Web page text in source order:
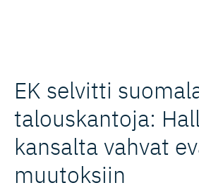
EK selvitti
talouskantoja:
kansalta vahvat
muutoksiin